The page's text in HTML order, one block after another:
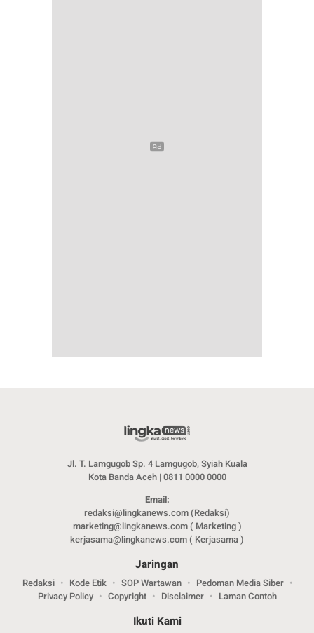
Jl. T. Lamgugob Sp. 4 Lamgugob, Syiah Kuala
Kota Banda Aceh | 0811 0000 0000
Email:
redaksi@lingkanews.com (Redaksi)
marketing@lingkanews.com ( Marketing )
kerjasama@lingkanews.com ( Kerjasama )
Jaringan
Redaksi Kode Etik SOP Wartawan
Pedoman Media Siber
Privacy Policy
Copyright Disclaimer Laman Contoh
Ikuti Kami